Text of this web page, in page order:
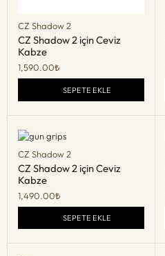
CZ Shadow 2
CZ Shadow 2 için Ceviz
Kabze
1,590.00₺
SEPETE EKLE
CZ Shadow 2
CZ Shadow 2 için Ceviz
Kabze
1,490.00₺
SEPETE EKLE